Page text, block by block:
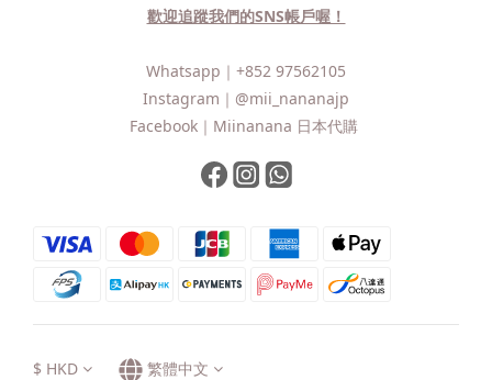
歡迎追蹤我們的SNS帳戶喔！
Whatsapp｜ +852 97562105
Instagram｜ @mii_nananajp
Facebook｜ Miinanana 日本代購
$ HKD 繁體中文